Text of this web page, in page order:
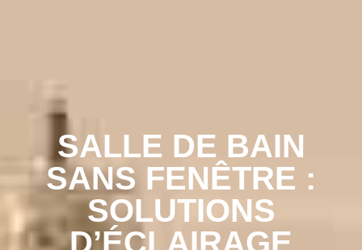
SALLE DE BAIN
SANS FENÊTRE :
SOLUTIONS
D’ÉCLAIRAGE